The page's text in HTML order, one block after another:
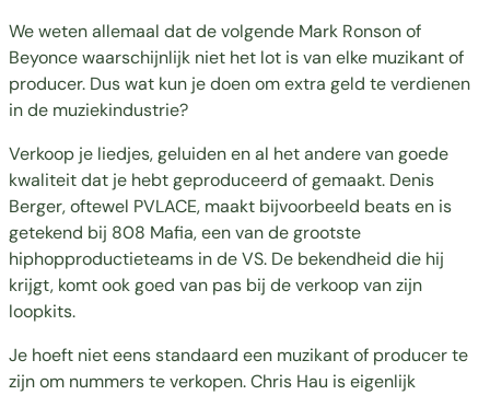
We weten allemaal dat de volgende Mark Ronson of
Beyonce waarschijnlijk niet het lot is van elke muzikant of
producer. Dus wat kun je doen omextra geld te verdienen
in de muziekindustrie?
Verkoop je liedjes, geluiden en al het andere van goede
kwaliteit dat je hebt geproduceerd of gemaakt. Denis
Berger, oftewel PVLACE, maakt bijvoorbeeld beats en is
getekend bij 808 Mafia, een van de grootste
hiphopproductieteams in de VS. De bekendheid die hij
krijgt, komt ook goed van pas bij de verkoop van zijn
loopkits.
Je hoeft niet eens standaard een muzikant of producer te
zijn om nummers te verkopen. Chris Hau is eigenlijk